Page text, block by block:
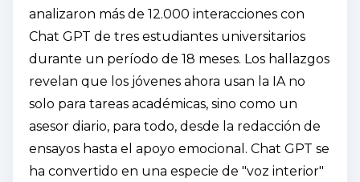
analizaron más de 12.000 interacciones con
Chat GPT de tres estudiantes universitarios
durante un período de 18 meses. Los hallazgos
revelan que los jóvenes ahora usan la IA no
solo para tareas académicas, sino como un
asesor diario, para todo, desde la redacción de
ensayos hasta el apoyo emocional. Chat GPT se
ha convertido en una especie de "voz interior"